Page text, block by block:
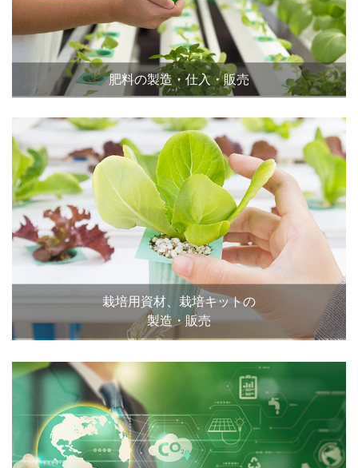
肥料の製造・仕入・販売
栽培用資材、栽培キットの
製造・販売